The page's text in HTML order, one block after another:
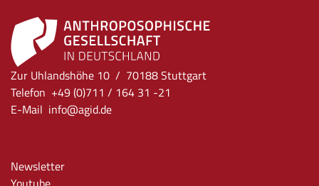
Zur Uhlandshöhe 10 / 70188 Stuttgart
Telefon +49 (0)711 / 164 31 -21
E-Mail info@agid.de
Newsletter